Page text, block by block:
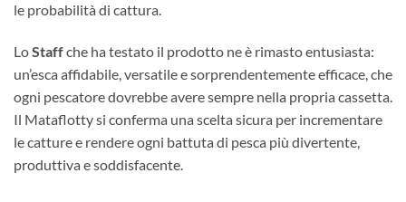
le probabilità di cattura.
LoStaffche ha testato il prodotto ne è rimasto entusiasta:
un’esca affidabile, versatile e sorprendentemente efficace, che
ogni pescatore dovrebbe avere sempre nella propria cassetta.
Il Mataflotty si conferma una scelta sicura per incrementare
le catture e rendere ogni battuta di pesca più divertente,
produttiva e soddisfacente.